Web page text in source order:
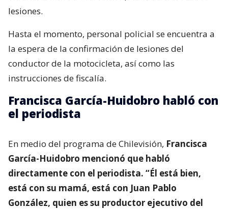
lesiones.
Hasta el momento, personal policial se encuentra a
la espera de la confirmación de lesiones del
conductor de la motocicleta, así como las
instrucciones de fiscalía.
Francisca García-Huidobro habló con
el periodista
En medio del programa de Chilevisión, Francisca
García-Huidobro mencionó que habló
directamente con el periodista. “Él está bien,
está con su mamá, está con Juan Pablo
González, quien es su productor ejecutivo del